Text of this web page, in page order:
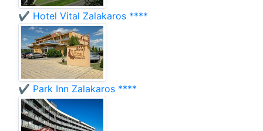
✔️ Hotel Vital Zalakaros ****
✔️ Park Inn Zalakaros ****